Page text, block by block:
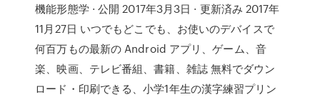
機能形態学 · 公開 2017年3月3日 · 更新済み 2017年
11月27日 いつでもどこでも、お使いのデバイスで
何百万もの最新の Android アプリ、ゲーム、音
楽、映画、テレビ番組、書籍、雑誌 無料でダウン
ロード・印刷できる、小学1年生の漢字練習プリン